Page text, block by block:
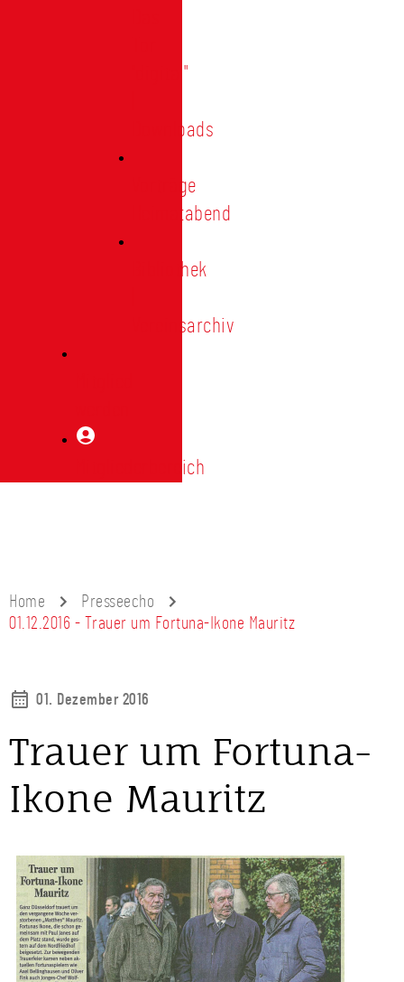
"digital"
Downloads
Vorträge
Heimatabend
Bibliothek
Vereinsarchiv
Mitgliederbereich
Home
Presseecho
01.12.2016 - Trauer um Fortuna-Ikone Mauritz
01. Dezember 2016
Trauer um Fortuna-
Ikone Mauritz